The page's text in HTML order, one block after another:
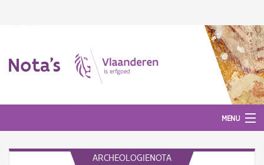
Nota's
MENU
ARCHEOLOGIENOTA